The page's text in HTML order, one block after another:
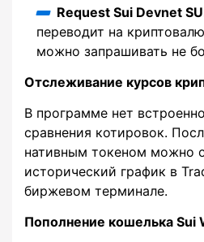
Request Sui Devnet
переводит на
можно запрашивать не
Отслеживание курсов
В программе нет
сравнения котировок.
нативным токеном можно
исторический график в
биржевом терминале.
Пополнение кошелька Sui